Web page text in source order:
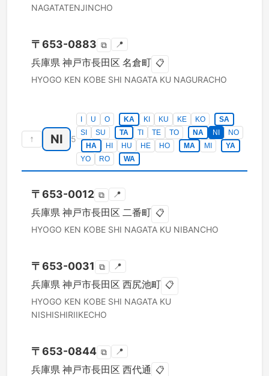
NAGATATENJINCHO
〒653-0883 ⧉ 📍
兵庫県 神戸市長田区 名倉町 📋
HYOGO KEN KOBE SHI NAGATA KU NAGURACHO
↑ NI 5
U O KA KI KU KE KO
SA
SI
SU TA TI TE TO NA NI
NO
HA
HI HU HE HO MA MI
YA
YO
RO WA
〒653-0012 ⧉ 📍
兵庫県 神戸市長田区 二番町 📋
HYOGO KEN KOBE SHI NAGATA KU NIBANCHO
〒653-0031 ⧉ 📍
兵庫県 神戸市長田区 西尻池町 📋
HYOGO KEN KOBE SHI NAGATA KU
NISHISHIRIIKECHO
〒653-0844 ⧉ 📍
兵庫県 神戸市長田区 西代通 📋